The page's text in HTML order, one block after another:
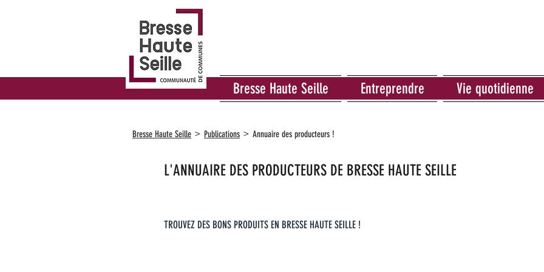
Bresse Haute Seille Entreprendre Vie quotidienne
Bresse Haute Seille > Publications > Annuaire des producteurs !
L'ANNUAIRE DES PRODUCTEURS DE BRESSE HAUTE SEILLE
TROUVEZ DES BONS PRODUITS EN BRESSE HAUTE SEILLE !